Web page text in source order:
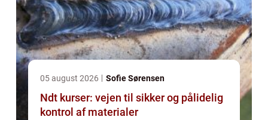
05 august 2026 Sofie Sørensen
Ndt kurser: vejen til sikker og pålidelig
kontrol af materialer